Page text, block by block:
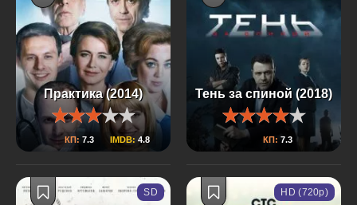
Практика (2014)
КП: 7.3 IMDB: 4.8
Тень за спиной (2018)
КП: 7.3
SD HD (720p)